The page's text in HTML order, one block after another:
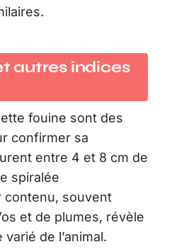
autres indices
fouine sont des
confirmer sa
entre 4 et 8 cm de
spiralée
contenu, souvent
et de plumes, révèle
de l’animal.